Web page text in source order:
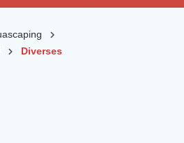
Diverses